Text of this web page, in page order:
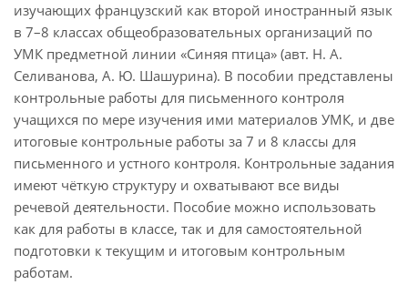
изучающих французский как второй иностранный язык
в 7–8 классах общеобразовательных организаций по
УМК предметной линии «Синяя птица» (авт. Н. А.
Селиванова, А. Ю. Шашурина). В пособии представлены
контрольные работы для письменного контроля
учащихся по мере изучения ими материалов УМК, и две
итоговые контрольные работы за 7 и 8 классы для
письменного и устного контроля. Контрольные задания
имеют чёткую структуру и охватывают все виды
речевой деятельности. Пособие можно использовать
как для работы в классе, так и для самостоятельной
подготовки к текущим и итоговым контрольным
работам.